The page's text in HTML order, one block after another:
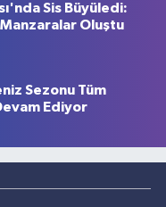
Sis Büyüledi:
Oluştu
Sezonu Tüm
Ediyor